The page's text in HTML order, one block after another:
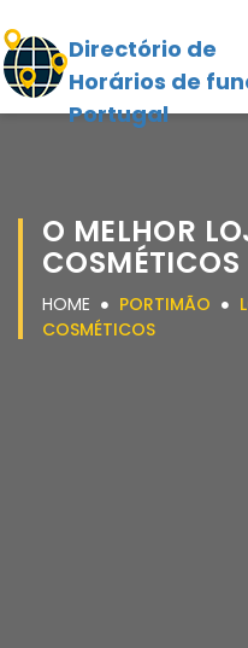
Directório de
Horários de
Portugal
O MELHOR
HOME PORTIMÃO
COSMÉTICOS